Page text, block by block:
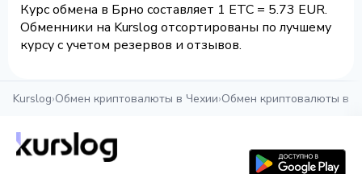
Курс обмена в Брно составляет 1 ETC = 5.73 EUR.
Обменники на Kurslog отсортированы по лучшему
курсу с учетом резервов и отзывов.
Kurslog›Обмен криптовалюты в Чехии›Обмен криптовалюты в